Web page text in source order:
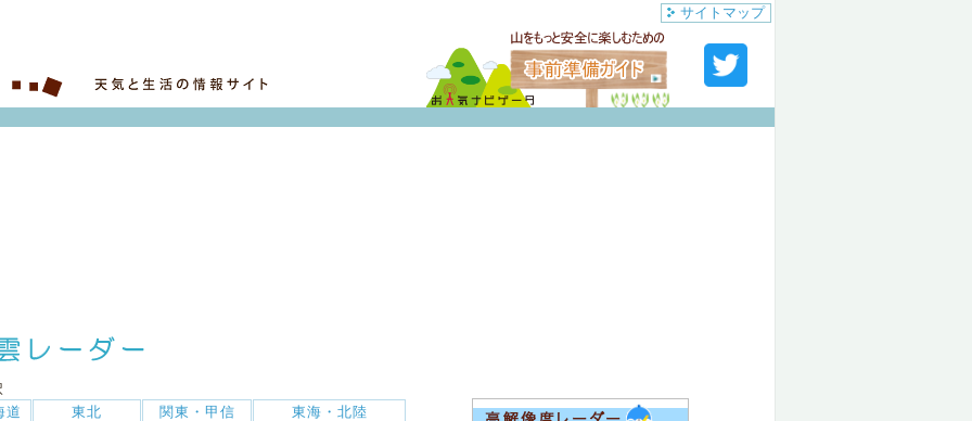
サイトマップ
道
東北 関東・甲信
東海・北陸